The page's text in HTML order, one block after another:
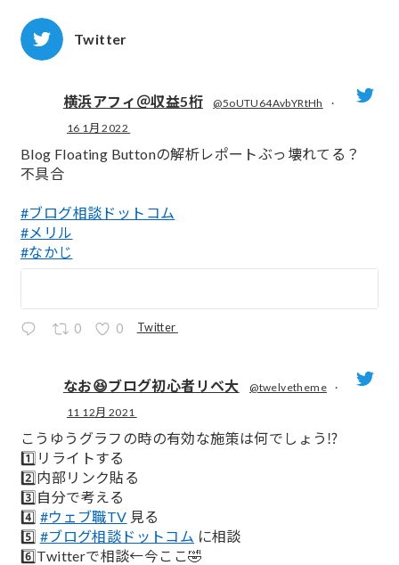
Twitter
横浜アフィ＠収益5桁 @5oUTU64AvbYRtHh
·
16 1月 2022
Blog Floating Buttonの解析レポートぶっ壊れてる？
不具合
#ブログ相談ドットコム
#メリル
#なかじ
0 0 Twitter
なお😆ブログ初心者リベ大 @twelvetheme
·
11 12月 2021
こうゆうグラフの時の有効な施策は何でしょう⁉️
1️⃣リライトする
2️⃣内部リンク貼る
3️⃣自分で考える
4️⃣ #ウェブ職TV 見る
5️⃣ #ブログ相談ドットコム に相談
6️⃣Twitterで相談←今ここ🤣